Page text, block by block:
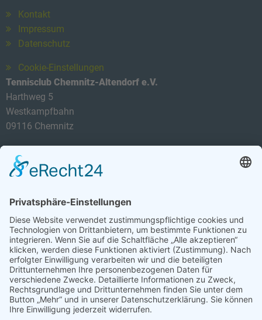
Kontakt
Impressum
Datenschutz
Cookie-Einstellungen
Tennisclub Chemnitz-Altendorf e.V.
Harthweg 5
Westkampfbahn
09116 Chemnitz
E-Mail: info@tca-ev.de
Sicherheitsfrage*
Bitte rechnen Sie 1 plus 6.
Abonnieren Sie den kostenlosen TCA-Newsletter und
verpassen Sie keine Neuigkeit mehr.